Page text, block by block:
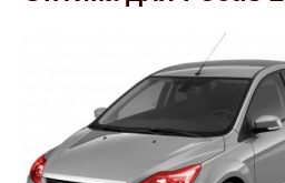
Renault